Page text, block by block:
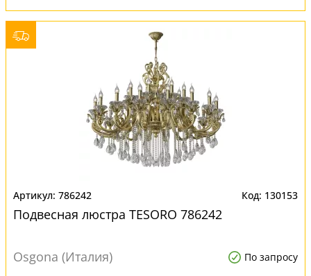
786242 130153
Подвесная люстра TESORO 786242
Osgona (Италия) По запросу